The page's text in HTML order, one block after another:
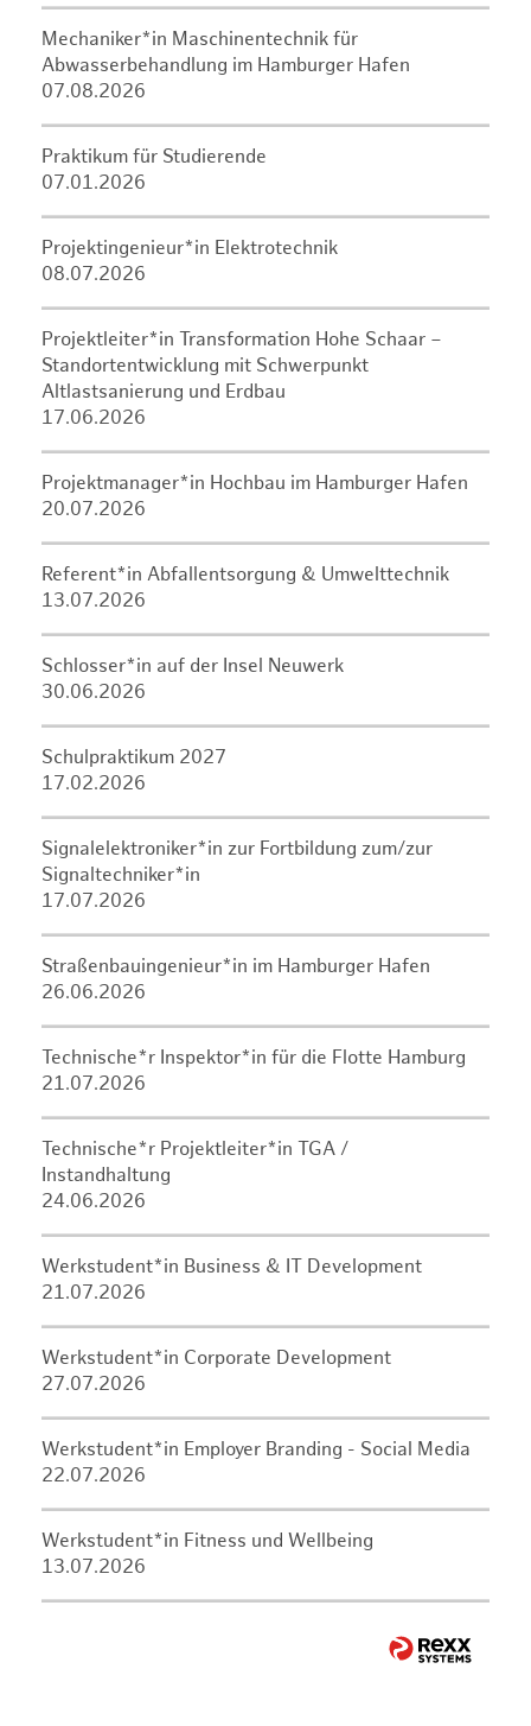
Mechaniker*in Maschinentechnik für
Abwasserbehandlung im Hamburger Hafen
07.08.2026
Praktikum für Studierende
07.01.2026
Projektingenieur*in Elektrotechnik
08.07.2026
Projektleiter*in Transformation Hohe Schaar –
Standortentwicklung mit Schwerpunkt
Altlastsanierung und Erdbau
17.06.2026
Projektmanager*in Hochbau im Hamburger Hafen
20.07.2026
Referent*in Abfallentsorgung & Umwelttechnik
13.07.2026
Schlosser*in auf der Insel Neuwerk
30.06.2026
Schulpraktikum 2027
17.02.2026
Signalelektroniker*in zur Fortbildung zum/zur
Signaltechniker*in
17.07.2026
Straßenbauingenieur*in im Hamburger Hafen
26.06.2026
Technische*r Inspektor*in für die Flotte Hamburg
21.07.2026
Technische*r Projektleiter*in TGA /
Instandhaltung
24.06.2026
Werkstudent*in Business & IT Development
21.07.2026
Werkstudent*in Corporate Development
27.07.2026
Werkstudent*in Employer Branding - Social Media
22.07.2026
Werkstudent*in Fitness und Wellbeing
13.07.2026